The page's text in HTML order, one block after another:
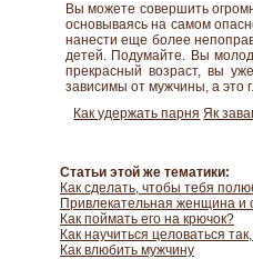
Вы можете совершить
основываясь на самом
нанести еще более
детей. Подумайте. Вы
прекрасный возраст, вы
зависимы от мужчины, а это
Как удержать парня Як
Статьи этой же тематики:
Как сделать, чтобы тебя
Привлекательная женщина и
Как поймать его на крючок?
Как научиться целоваться
Как влюбить мужчину